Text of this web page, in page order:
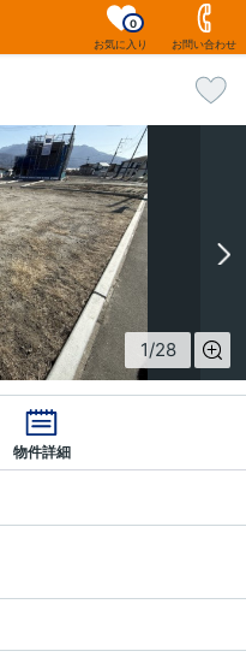
お気に入り
0
お問い合わせ
1/28
物件詳細